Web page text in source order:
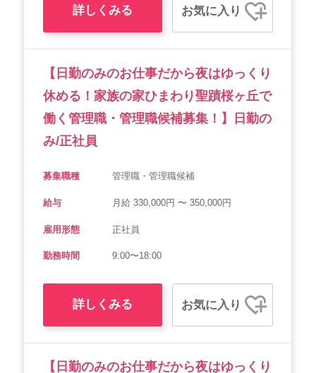
詳しくみる お気に入り
【日勤のみのお仕事だから夜はゆっくり
休める！家族の家ひまわり聖蹟桜ヶ丘で
働く管理職・管理職候補募集！】日勤の
み/正社員
募集職種 管理職・管理職候補
給与 月給 330,000円 〜 350,000円
雇用形態 正社員
勤務時間 9:00〜18:00
詳しくみる お気に入り
【日勤のみのお仕事だから夜はゆっくり